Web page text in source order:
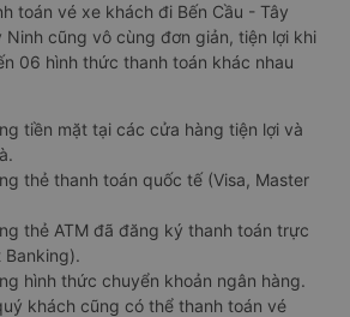
toán vé xe khách đi Bến Cầu - Tây
Ninh cũng vô cùng đơn giản, tiện lợi khi
06 hình thức thanh toán khác nhau
tiền mặt tại các cửa hàng tiện lợi và
thẻ thanh toán quốc tế (Visa, Master
thẻ ATM đã đăng ký thanh toán trực
hình thức chuyển khoản ngân hàng.
khách cũng có thể thanh toán vé